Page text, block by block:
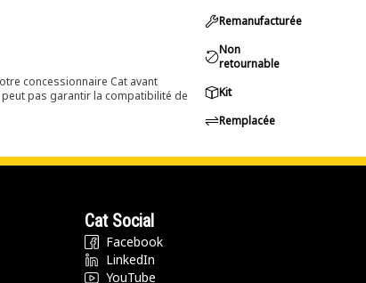
concessionnaire Cat avant
pas garantir la compatibilité de
Remanufacturée
Non
retournable
Kit
Remplacée
Cat Social
Facebook
LinkedIn
YouTube